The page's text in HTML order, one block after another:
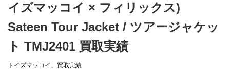
イズマッコイ × フィリックス)
Sateen Tour Jacket / ツアージャケッ
ト TMJ2401 買取実績
トイズマッコイ 、 買取実績